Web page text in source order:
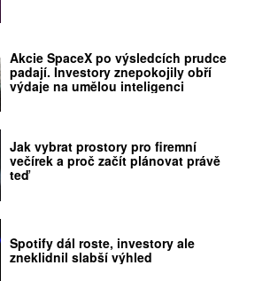
Akcie SpaceX po výsledcích prudce
padají. Investory znepokojily obří
výdaje na umělou inteligenci
Jak vybrat prostory pro firemní
večírek a proč začít plánovat právě
teď
Spotify dál roste, investory ale
zneklidnil slabší výhled